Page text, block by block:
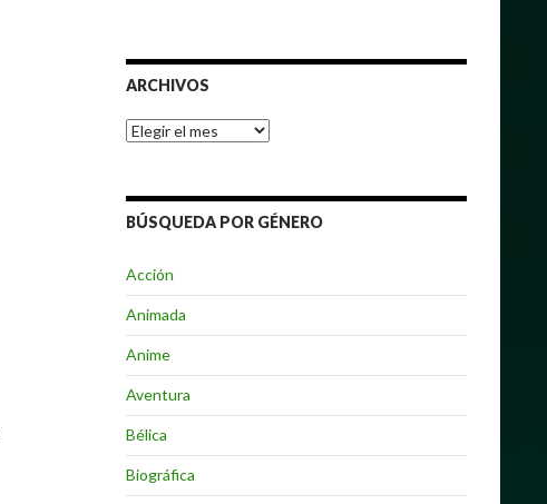
ARCHIVOS
Archivos
BÚSQUEDA POR GÉNERO
Acción
Animada
Anime
Aventura
Bélica
Biográfica